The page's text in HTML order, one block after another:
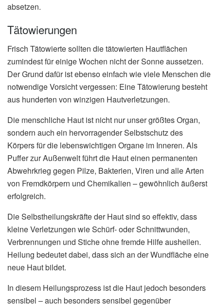
absetzen.
Tätowierungen
Frisch Tätowierte sollten die tätowierten Hautflächen
zumindest für einige Wochen nicht der Sonne aussetzen.
Der Grund dafür ist ebenso einfach wie viele Menschen die
notwendige Vorsicht vergessen: Eine Tätowierung besteht
aus hunderten von winzigen Hautverletzungen.
Die menschliche Haut ist nicht nur unser größtes Organ,
sondern auch ein hervorragender Selbstschutz des
Körpers für die lebenswichtigen Organe im Inneren. Als
Puffer zur Außenwelt führt die Haut einen permanenten
Abwehrkrieg gegen Pilze, Bakterien, Viren und alle Arten
von Fremdkörpern und Chemikalien – gewöhnlich äußerst
erfolgreich.
Die Selbstheilungskräfte der Haut sind so effektiv, dass
kleine Verletzungen wie Schürf- oder Schnittwunden,
Verbrennungen und Stiche ohne fremde Hilfe ausheilen.
Heilung bedeutet dabei, dass sich an der Wundfläche eine
neue Haut bildet.
In diesem Heilungsprozess ist die Haut jedoch besonders
sensibel – auch besonders sensibel gegenüber